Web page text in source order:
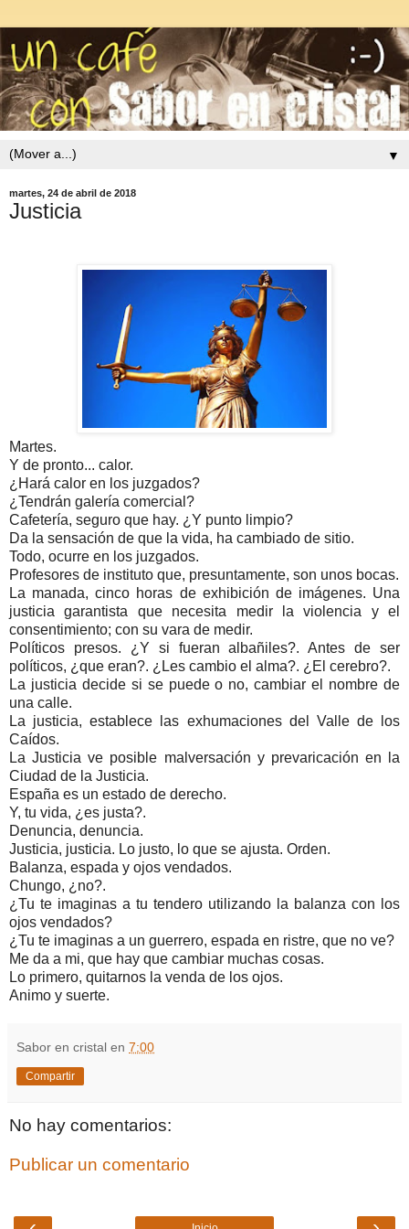
▼
martes, 24 de abril de 2018
Justicia
Martes.
Y de pronto... calor.
¿Hará calor en los juzgados?
¿Tendrán galería comercial?
Cafetería, seguro que hay. ¿Y punto limpio?
Da la sensación de que la vida, ha cambiado de sitio.
Todo, ocurre en los juzgados.
Profesores de instituto que, presuntamente, son unos bocas.
La manada, cinco horas de exhibición de imágenes. Una
justicia garantista que necesita medir la violencia y el
consentimiento; con su vara de medir.
Políticos presos. ¿Y si fueran albañiles?. Antes de ser
políticos, ¿que eran?. ¿Les cambio el alma?. ¿El cerebro?.
La justicia decide si se puede o no, cambiar el nombre de
una calle.
La justicia, establece las exhumaciones del Valle de los
Caídos.
La Justicia ve posible malversación y prevaricación en la
Ciudad de la Justicia.
España es un estado de derecho.
Y, tu vida, ¿es justa?.
Denuncia, denuncia.
Justicia, justicia. Lo justo, lo que se ajusta. Orden.
Balanza, espada y ojos vendados.
Chungo, ¿no?.
¿Tu te imaginas a tu tendero utilizando la balanza con los
ojos vendados?
¿Tu te imaginas a un guerrero, espada en ristre, que no ve?
Me da a mi, que hay que cambiar muchas cosas.
Lo primero, quitarnos la venda de los ojos.
Animo y suerte.
Sabor en cristal en 7:00
Compartir
No hay comentarios:
Publicar un comentario